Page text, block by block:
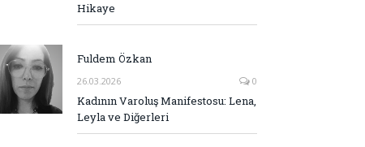
Hikaye
Fuldem Özkan
26.03.2026 0
Kadının Varoluş Manifestosu: Lena,
Leyla ve Diğerleri